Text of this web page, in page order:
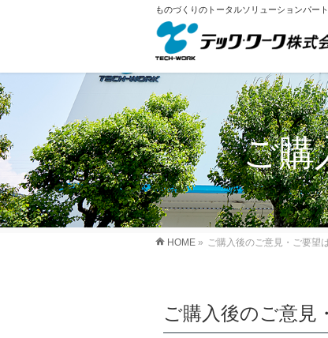
ものづくりのトータルソリューションパー
ご購
HOME » ご購入後のご意見・ご要望
ご購入後のご意見